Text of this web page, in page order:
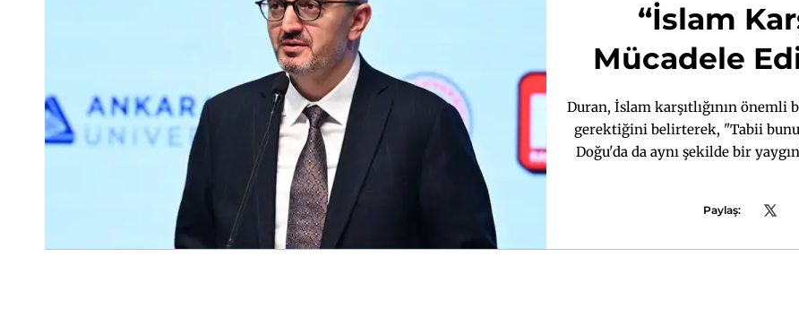
“İslam
Mücadele
Duran, İslam karşıtlığının
gerektiğini belirterek, "Tabii
Doğu'da da aynı şekilde bir
Paylaş: